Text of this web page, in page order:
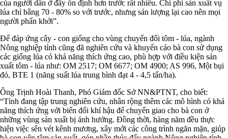
của người dân ở đây ổn định hơn trước rất nhiều. Chi phí sản xuất vụ
lúa chỉ bằng 70 - 80% so với trước, nhưng sản lượng lại cao nên mọi
người phấn khởi”.
Để đáp ứng cây - con giống cho vùng chuyển đổi tôm - lúa, ngành
Nông nghiệp tỉnh cũng đã nghiên cứu và khuyến cáo bà con sử dụng
các giống lúa có khả năng thích ứng cao, phù hợp với điều kiện sản
xuất tôm - lúa như: OM 2517; OM 6677; OM 4900; AS 996, Một bụi
đỏ, BTE 1 (năng suất lúa trung bình đạt 4 - 4,5 tấn/ha).
Ông Trịnh Hoài Thanh, Phó Giám đốc Sở NN&PTNT, cho biết:
“Tỉnh đang tập trung nghiên cứu, nhân rộng thêm các mô hình có khả
năng thích ứng với biến đổi khí hậu để chuyển giao cho bà con ở
những vùng sản xuất bị ảnh hưởng. Đồng thời, hàng năm đều thực
hiện việc sên vét kênh mương, xây mới các công trình ngăn mặn, giúp